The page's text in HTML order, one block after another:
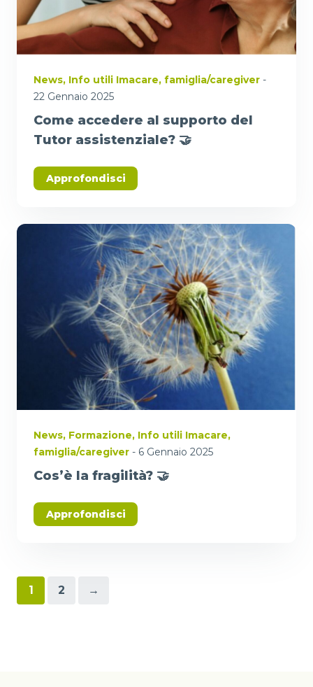
News, Info utili Imacare, famiglia/caregiver -
22 Gennaio 2025
Come accedere al supporto del
Tutor assistenziale? 🤝
Approfondisci
News, Formazione, Info utili Imacare,
famiglia/caregiver - 6 Gennaio 2025
Cos’è la fragilità? 🤝
Approfondisci
Paginazione
degli
1 2 →